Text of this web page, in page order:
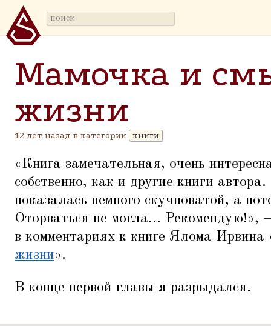
Мамочка и
жизни
12 лет назад в категории книги
«Книга замечательная, очень
собственно, как и другие книги
показалась немного скучноватой, а
Оторваться не могла... Рекомендую!»,
в комментариях к книге Ялома Ирвина
жизни».
В конце первой главы я разрыдался.